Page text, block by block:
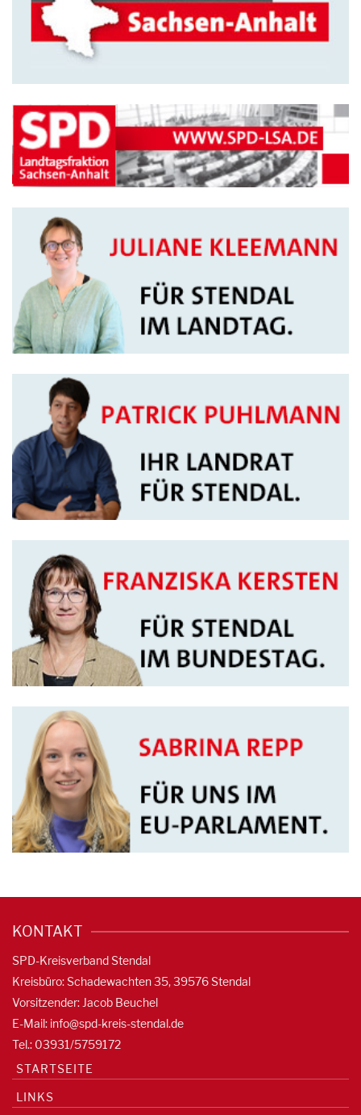
KONTAKT
SPD-Kreisverband Stendal
Kreisbüro: Schadewachten 35, 39576 Stendal
Vorsitzender: Jacob Beuchel
E-Mail: info@spd-kreis-stendal.de
Tel.: 03931/5759172
STARTSEITE
LINKS